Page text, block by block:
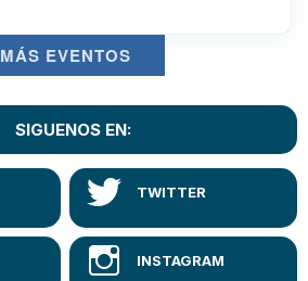
MÁS EVENTOS
SIGUENOS EN: